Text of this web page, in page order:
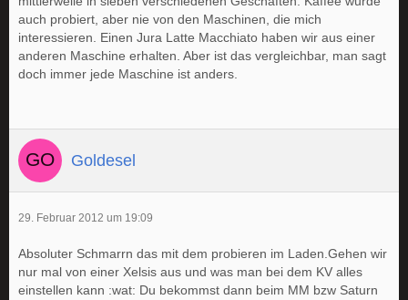
auch probiert, aber nie von den Maschinen, die mich
interessieren. Einen Jura Latte Macchiato haben wir aus einer
anderen Maschine erhalten. Aber ist das vergleichbar, man sagt
doch immer jede Maschine ist anders.
Goldesel
29. Februar 2012 um 19:09
Absoluter Schmarrn das mit dem probieren im Laden.Gehen wir
nur mal von einer Xelsis aus und was man bei dem KV alles
einstellen kann :wat: Du bekommst dann beim MM bzw Saturn